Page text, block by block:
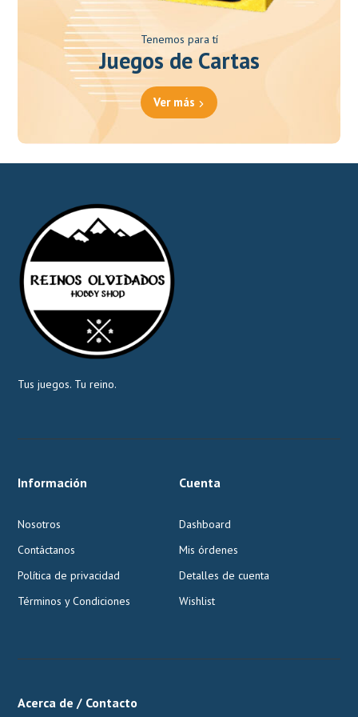
Tenemos para tí
Juegos de Cartas
Ver más
Tus juegos. Tu reino.
Información
Nosotros
Contáctanos
Política de privacidad
Términos y Condiciones
Cuenta
Dashboard
Mis órdenes
Detalles de cuenta
Wishlist
Acerca de / Contacto